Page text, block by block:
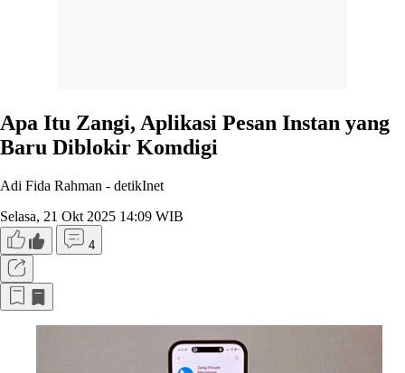
Apa Itu Zangi, Aplikasi Pesan Instan yang
Baru Diblokir Komdigi
Adi Fida Rahman - detikInet
Selasa, 21 Okt 2025 14:09 WIB
4